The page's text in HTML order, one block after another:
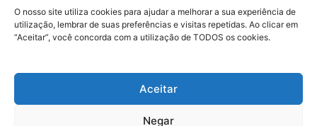
O nosso site utiliza cookies para ajudar a melhorar a sua experiência de
utilização, lembrar de suas preferências e visitas repetidas. Ao clicar em
“Aceitar”, você concorda com a utilização de TODOS os cookies.
Aceitar
Negar
© 2025 A Província do Pará CNPJ: 04.901.141/0001-36 End .
Trav. Quintino Bocaiuva 2301, Ed. Rogério Fernandez – Sala